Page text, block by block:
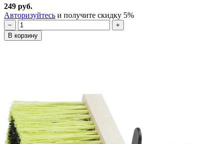
249 руб.
Авторизуйтесь и получите скидку 5%
−
+
В корзину